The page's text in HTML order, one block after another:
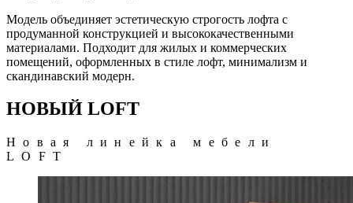
Модель объединяет эстетическую строгость лофта с
продуманной конструкцией и высококачественными
материалами. Подходит для жилых и коммерческих
помещений, оформленных в стиле лофт, минимализм и
скандинавский модерн.
НОВЫЙ LOFT
Новая линейка мебели
LOFT